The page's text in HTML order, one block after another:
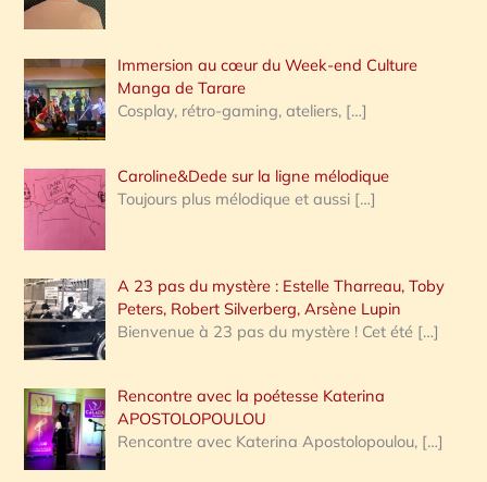
:
Immersion au cœur du Week-end Culture
Manga de Tarare
Cosplay, rétro-gaming, ateliers, […]
Caroline&Dede sur la ligne mélodique
Toujours plus mélodique et aussi […]
A 23 pas du mystère : Estelle Tharreau, Toby
Peters, Robert Silverberg, Arsène Lupin
Bienvenue à 23 pas du mystère ! Cet été […]
Rencontre avec la poétesse Katerina
APOSTOLOPOULOU
Rencontre avec Katerina Apostolopoulou, […]